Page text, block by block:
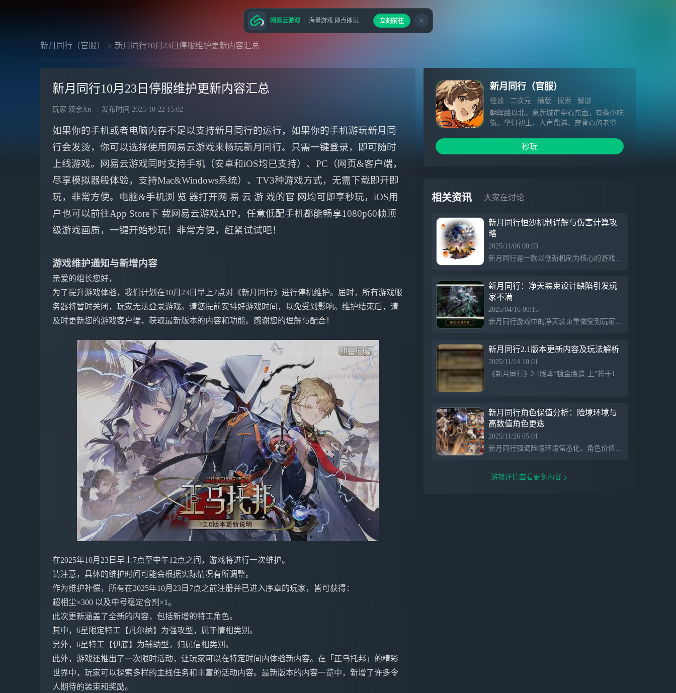
新月同行（官服） 新月同行10月23日停服维护更新内容汇总
新月同行10月23日停服维护更新内容汇总
玩家 双余Xn 发布时间 2025-10-22 15:02
如果你的手机或者电脑内存不足以支持新月同行的运行，如果你的手机游玩新月同
行会发烫，你可以选择使用网易云游戏来畅玩新月同行。只需一键登录，即可随时
上线游戏。网易云游戏同时支持手机（安卓和iOS均已支持）、PC（网页&客户端，
尽享模拟器般体验，支持Mac&Windows系统）、TV3种游戏方式，无需下载即开即
玩，非常方便。电脑&手机浏 览 器打开网 易 云 游 戏的官 网均可即享秒玩，iOS用
户也可以前往App Store下 载网易云游戏APP，任意低配手机都能畅享1080p60帧顶
级游戏画质，一键开始秒玩！非常方便，赶紧试试吧！
游戏维护通知与新增内容
亲爱的组长您好，
为了提升游戏体验，我们计划在10月23日早上7点对《新月同行》进行停机维护。届时，所有游戏服
务器将暂时关闭，玩家无法登录游戏。请您提前安排好游戏时间，以免受到影响。维护结束后，请
及时更新您的游戏客户端，获取最新版本的内容和功能。感谢您的理解与配合！
在2025年10月23日早上7点至中午12点之间，游戏将进行一次维护。
请注意，具体的维护时间可能会根据实际情况有所调整。
作为维护补偿，所有在2025年10月23日7点之前注册并已进入序章的玩家，皆可获得：
超相尘×300 以及中号稳定合剂×1。
此次更新涵盖了全新的内容，包括新增的特工角色。
其中，6星限定特工【凡尔纳】为强攻型，属于情相类别。
另外，6星特工【伊底】为辅助型，归属信相类别。
此外，游戏还推出了一次限时活动，让玩家可以在特定时间内体验新内容。在「正乌托邦」的精彩
世界中，玩家可以探索多样的主线任务和丰富的活动内容。最新版本的内容一览中，新增了许多令
人期待的装束和奖励。
新月同行（官服）
怪谈 二次元 横版 探索
解谜
朝晖路以北，泉莲城市中心东面，有条小吃
街。华灯初上，人声鼎沸。穿背心的老爷爷
白布、一泼粉浆、一推刮板，一碟肠粉就魔
术般变到桌上。锅气蒸腾，带眉毛的眼镜朦
出发吧组长，您准备好了吗？”在超实体降
临，朝晖路化作废墟之前。
秒玩
相关资讯 大家在讨论
新月同行恒沙机制详解与伤害计算攻
略
2025/11/06 00:03
新月同行是一款以创新机制为核心的游戏，采用特殊的伤害结算方式，通过滚雪球般的伤害累积实现高爆发。游戏中，玩家需合理运用伤害计算和策略，充分利用增伤、克制等属性，实现最大化输出，展现丰富多样的战斗体验。
新月同行：净天装束设计缺陷引发玩
家不满
2025/04/16 00:15
新月同行游戏中的净天装束重做受到玩家强烈不满，认为新装束远不如同期的五星和六星装束，且角色立绘的改动引发争议。女角色皮肤露出过多，男角色皮肤也存在问题，造成玩家对游戏的不满与失望。尽管玩家积极发声，却未获得回应，感到无力和失去继续玩下去的意义，担忧游戏未来的发展。
新月同行2.1版本更新内容及玩法解析
2025/11/14 10:01
《新月同行》2.1版本“镀金赝造·上”将于11月20日上线，带来新内容和更新，玩家可通过官方渠道了解详情，加入官方群组交流。
新月同行角色保值分析：险境环境与
高数值角色更迭
2025/11/26 05:01
新月同行强调险境环境常态化，角色价值高度波动，角色保值不可靠，版本变化频繁导致角色被爆，限定角色在对单环境中优势明显，但也存在变数，高数值角色易被取代，环境不断变化使角色策略多样。
游戏详情查看更多内容
网易云游戏 海量游戏 即点即玩 立刻前往